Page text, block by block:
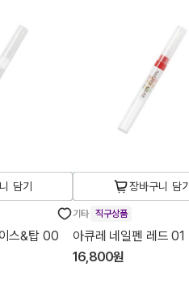
담기
스&탑 00
장바구니 담기
기타 직구상품
아큐레 네일펜 레드 01
16,800원